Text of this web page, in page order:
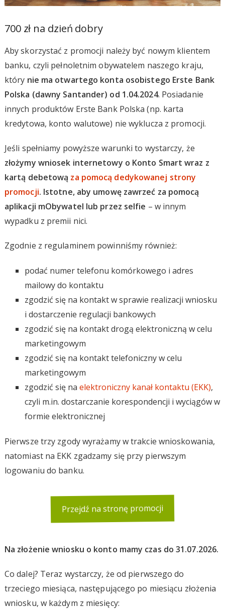
700 zł na dzień dobry
Aby skorzystać z promocji należy być nowym klientem
banku, czyli pełnoletnim obywatelem naszego kraju,
który nie ma otwartego konta osobistego Erste Bank
Polska (dawny Santander) od 1.04.2024. Posiadanie
innych produktów Erste Bank Polska (np. karta
kredytowa, konto walutowe) nie wyklucza z promocji.
Jeśli spełniamy powyższe warunki to wystarczy, że
złożymy wniosek internetowy o Konto Smart wraz z
kartą debetową za pomocą dedykowanej strony
promocji. Istotne, aby umowę zawrzeć za pomocą
aplikacji mObywatel lub przez selfie – w innym
wypadku z premii nici.
Zgodnie z regulaminem powinniśmy również:
podać numer telefonu komórkowego i adres
mailowy do kontaktu
zgodzić się na kontakt w sprawie realizacji wniosku
i dostarczenie regulacji bankowych
zgodzić się na kontakt drogą elektroniczną w celu
marketingowym
zgodzić się na kontakt telefoniczny w celu
marketingowym
zgodzić się na elektroniczny kanał kontaktu (EKK),
czyli m.in. dostarczanie korespondencji i wyciągów w
formie elektronicznej
Pierwsze trzy zgody wyrażamy w trakcie wnioskowania,
natomiast na EKK zgadzamy się przy pierwszym
logowaniu do banku.
Przejdź na stronę promocji
Na złożenie wniosku o konto mamy czas do 31.07.2026.
Co dalej? Teraz wystarczy, że od pierwszego do
trzeciego miesiąca, następującego po miesiącu złożenia
wniosku, w każdym z miesięcy: